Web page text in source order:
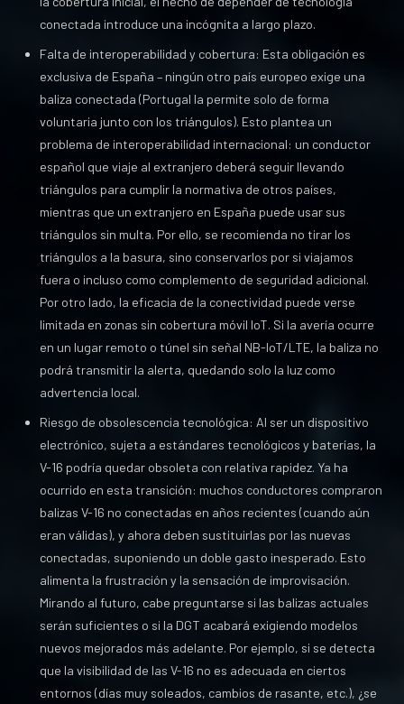
conectada introduce una incógnita a largo plazo.
Falta de interoperabilidad y cobertura: Esta obligación es
exclusiva de España – ningún otro país europeo exige una
baliza conectada (Portugal la permite solo de forma
voluntaria junto con los triángulos). Esto plantea un
problema de interoperabilidad internacional: un conductor
español que viaje al extranjero deberá seguir llevando
triángulos para cumplir la normativa de otros países,
mientras que un extranjero en España puede usar sus
triángulos sin multa. Por ello, se recomienda no tirar los
triángulos a la basura, sino conservarlos por si viajamos
fuera o incluso como complemento de seguridad adicional.
Por otro lado, la eficacia de la conectividad puede verse
limitada en zonas sin cobertura móvil IoT. Si la avería ocurre
en un lugar remoto o túnel sin señal NB-IoT/LTE, la baliza no
podrá transmitir la alerta, quedando solo la luz como
advertencia local.
Riesgo de obsolescencia tecnológica: Al ser un dispositivo
electrónico, sujeta a estándares tecnológicos y baterías, la
V-16 podría quedar obsoleta con relativa rapidez. Ya ha
ocurrido en esta transición: muchos conductores compraron
balizas V-16 no conectadas en años recientes (cuando aún
eran válidas), y ahora deben sustituirlas por las nuevas
conectadas, suponiendo un doble gasto inesperado. Esto
alimenta la frustración y la sensación de improvisación.
Mirando al futuro, cabe preguntarse si las balizas actuales
serán suficientes o si la DGT acabará exigiendo modelos
nuevos mejorados más adelante. Por ejemplo, si se detecta
que la visibilidad de las V-16 no es adecuada en ciertos
entornos (días muy soleados, cambios de rasante, etc.), ¿se